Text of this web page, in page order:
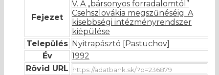
Fejezet
V. A „bársonyos forradalomtól”
Csehszlovákia megszűnéséig. A
kisebbségi intézményrendszer
kiépülése
Település Nyitrapásztó [Pastuchov]
Év
1992
Rövid URL